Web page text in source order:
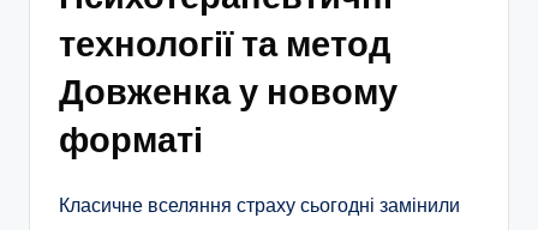
технології та метод
Довженка у новому
форматі
Класичне вселяння страху сьогодні замінили